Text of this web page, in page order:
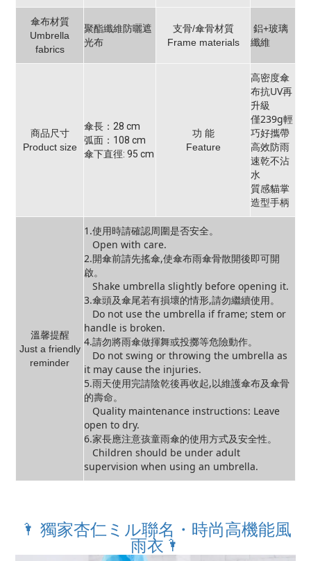
傘布材質
Umbrella
fabrics
聚酯纖維防曬遮
光布
支骨/傘骨材質
Frame materials
鋁+玻璃
纖維
商品尺寸
Product size
傘長：28 cm
弧面：108 cm
傘下直徑: 95 cm
功 能
Feature
高密度傘
布抗UV再
升級
僅239g輕
巧好攜帶
高效防雨
速乾不沾
水
質感貓掌
造型手柄
溫馨提醒
Just a friendly
reminder
1.使用時請確認周圍是否安全。
Open with care.
2.開傘前請先搖傘,使傘布雨傘骨散開後即可開
啟。
Shake umbrella slightly before opening it.
3.傘頭及傘尾若有損壞的情形,請勿繼續使用。
Do not use the umbrella if frame; stem or
handle is broken.
4.請勿將雨傘做揮舞或投擲等危險動作。
Do not swing or throwing the umbrella as
it may cause the injuries.
5.雨天使用完請陰乾後再收起,以維護傘布及傘骨
的壽命。
Quality maintenance instructions: Leave
open to dry.
6.家長應注意孩童雨傘的使用方式及安全性。
Children should be under adult
supervision when using an umbrella.
🌂 獨家杏仁ミル聯名・時尚高機能風
雨衣🌂